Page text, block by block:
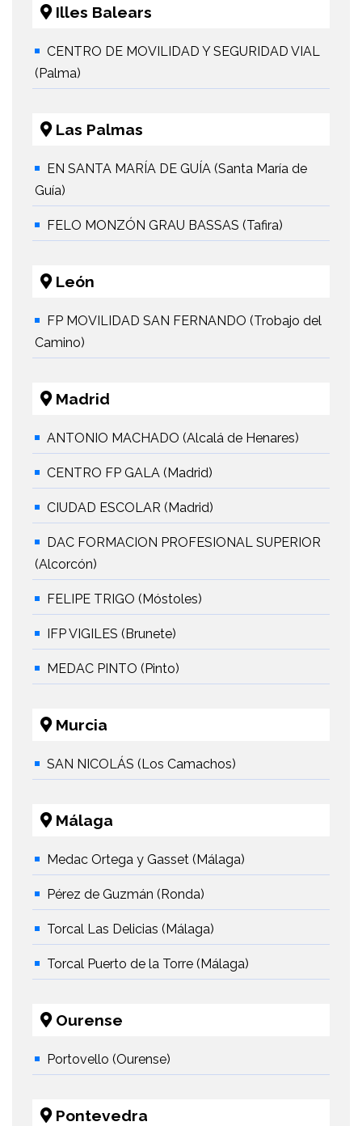
Illes Balears
CENTRO DE MOVILIDAD Y SEGURIDAD VIAL
(Palma)
Las Palmas
EN SANTA MARÍA DE GUÍA (Santa María de
Guía)
FELO MONZÓN GRAU BASSAS (Tafira)
León
FP MOVILIDAD SAN FERNANDO (Trobajo del
Camino)
Madrid
ANTONIO MACHADO (Alcalá de Henares)
CENTRO FP GALA (Madrid)
CIUDAD ESCOLAR (Madrid)
DAC FORMACION PROFESIONAL SUPERIOR
(Alcorcón)
FELIPE TRIGO (Móstoles)
IFP VIGILES (Brunete)
MEDAC PINTO (Pinto)
Murcia
SAN NICOLÁS (Los Camachos)
Málaga
Medac Ortega y Gasset (Málaga)
Pérez de Guzmán (Ronda)
Torcal Las Delicias (Málaga)
Torcal Puerto de la Torre (Málaga)
Ourense
Portovello (Ourense)
Pontevedra